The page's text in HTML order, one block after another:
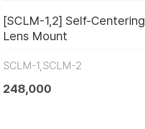
[SCLM-1,2] Self-Centering
Lens Mount
SCLM-1,SCLM-2
248,000